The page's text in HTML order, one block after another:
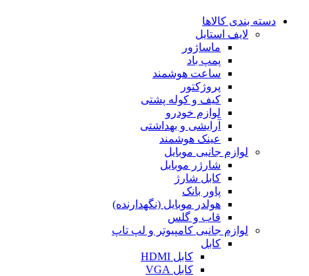
دسته بندی کالاها
لایف استایل
ماساژور
پمپ باد
ساعت هوشمند
پروژکتور
کیف و کوله پشتی
لوازم خودرو
آرایشی و بهداشتی
عینک هوشمند
لوازم جانبی موبایل
شارژر موبایل
کابل شارژ
پاور بانک
هولدر موبایل (نگهدارنده)
قاب و گلس
لوازم جانبی کامپیوتر و لپ تاپ
کابل
کابل HDMI
کابل VGA